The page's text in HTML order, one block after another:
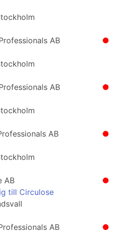
●
AB
●
AB
●
AB
●
AB
till Circulose
●
AB